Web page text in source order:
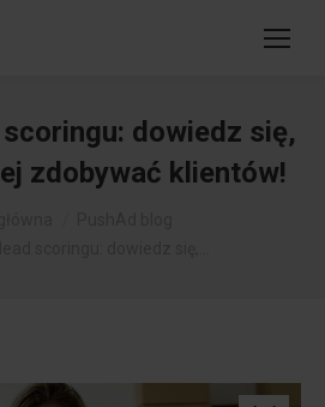
dowiedz się,
zdobywać klientów!